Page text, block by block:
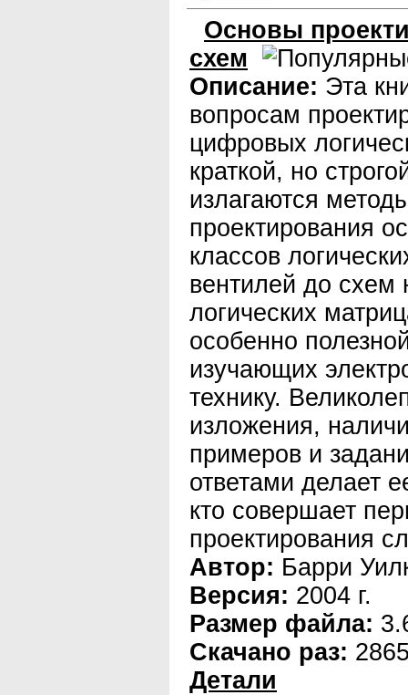
Основы
схем
Описание: Эта
вопросам
цифровых
краткой, но
излагаются
проектирования
классов
вентилей до
логических
особенно
изучающих
технику.
изложения,
примеров и
ответами делает
кто совершает
проектирования
Автор: Барри
Версия: 2004 г.
Размер файла:
Скачано раз:
Детали